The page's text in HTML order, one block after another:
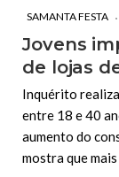
SAMANTA FESTA
Jovens
de lojas
Inquérito
entre 18 e 40
aumento do
mostra que